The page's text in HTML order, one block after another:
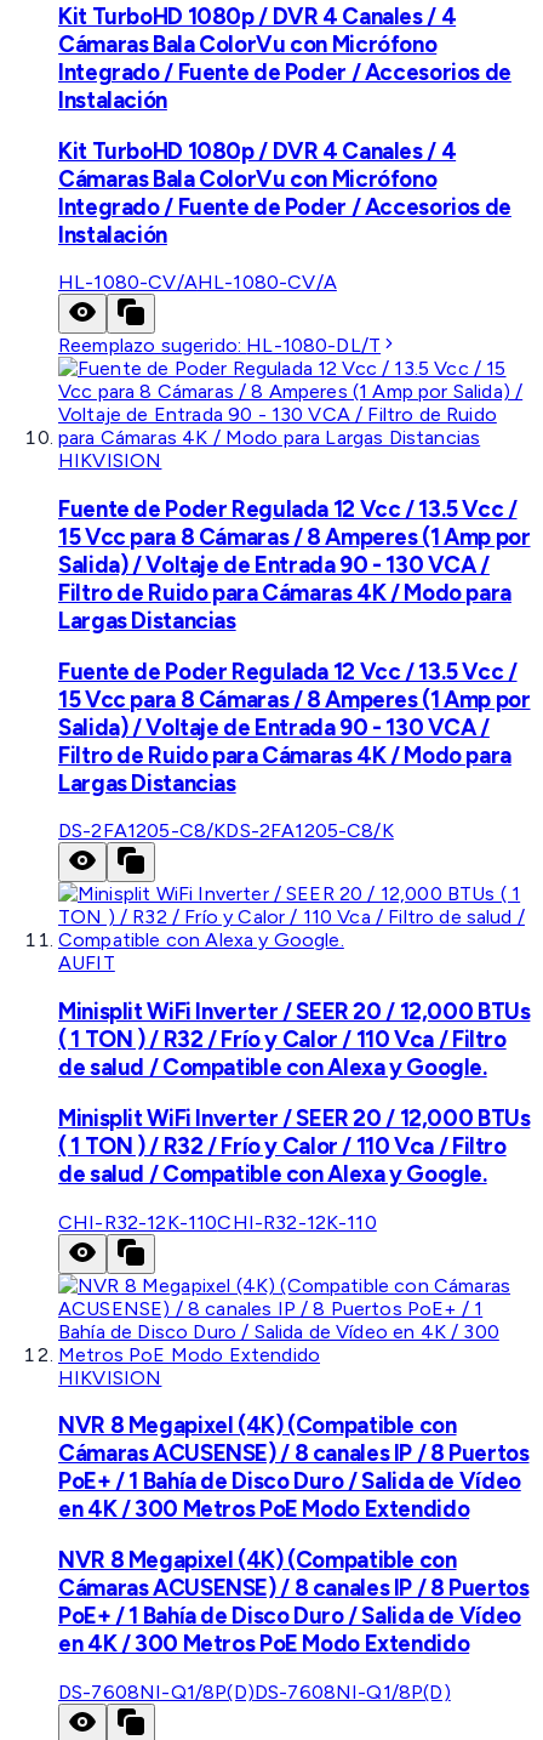
Kit TurboHD 1080p / DVR 4 Canales / 4
Cámaras Bala ColorVu con Micrófono
Integrado / Fuente de Poder / Accesorios de
Instalación
Kit TurboHD 1080p / DVR 4 Canales / 4
Cámaras Bala ColorVu con Micrófono
Integrado / Fuente de Poder / Accesorios de
Instalación
HL-1080-CV/AHL-1080-CV/A
Reemplazo sugerido: HL-1080-DL/T
HIKVISION
Fuente de Poder Regulada 12 Vcc / 13.5 Vcc /
15 Vcc para 8 Cámaras / 8 Amperes (1 Amp por
Salida) / Voltaje de Entrada 90 - 130 VCA /
Filtro de Ruido para Cámaras 4K / Modo para
Largas Distancias
Fuente de Poder Regulada 12 Vcc / 13.5 Vcc /
15 Vcc para 8 Cámaras / 8 Amperes (1 Amp por
Salida) / Voltaje de Entrada 90 - 130 VCA /
Filtro de Ruido para Cámaras 4K / Modo para
Largas Distancias
DS-2FA1205-C8/KDS-2FA1205-C8/K
AUFIT
Minisplit WiFi Inverter / SEER 20 / 12,000 BTUs
( 1 TON ) / R32 / Frío y Calor / 110 Vca / Filtro
de salud / Compatible con Alexa y Google.
Minisplit WiFi Inverter / SEER 20 / 12,000 BTUs
( 1 TON ) / R32 / Frío y Calor / 110 Vca / Filtro
de salud / Compatible con Alexa y Google.
CHI-R32-12K-110CHI-R32-12K-110
HIKVISION
NVR 8 Megapixel (4K) (Compatible con
Cámaras ACUSENSE) / 8 canales IP / 8 Puertos
PoE+ / 1 Bahía de Disco Duro / Salida de Vídeo
en 4K / 300 Metros PoE Modo Extendido
NVR 8 Megapixel (4K) (Compatible con
Cámaras ACUSENSE) / 8 canales IP / 8 Puertos
PoE+ / 1 Bahía de Disco Duro / Salida de Vídeo
en 4K / 300 Metros PoE Modo Extendido
DS-7608NI-Q1/8P(D)DS-7608NI-Q1/8P(D)